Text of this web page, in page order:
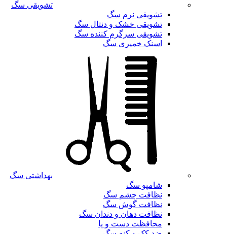
تشویقی سگ
تشویقی نرم سگ
تشویقی خشک و دنتال سگ
تشویقی سرگرم کننده سگ
اسنک خمیری سگ
بهداشتی سگ
شامپو سگ
نظافت چشم سگ
نظافت گوش سگ
نظافت دهان و دندان سگ
محافظت دست و پا